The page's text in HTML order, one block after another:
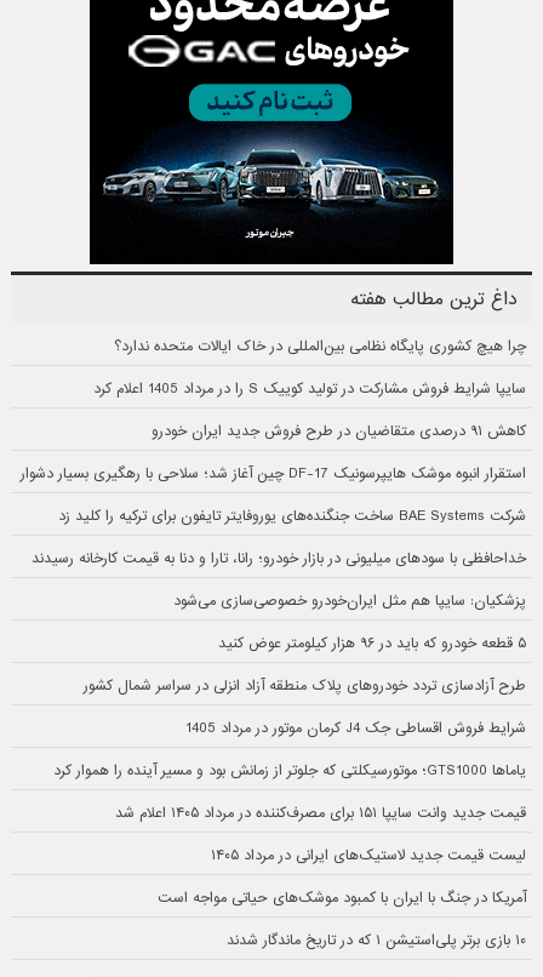
داغ ترین مطالب هفته
چرا هیچ کشوری پایگاه نظامی بین‌المللی در خاک ایالات متحده ندارد؟
سایپا شرایط فروش مشارکت در تولید کوییک S را در مرداد 1405 اعلام کرد
کاهش ۹۱ درصدی متقاضیان در طرح فروش جدید ایران خودرو
استقرار انبوه موشک هایپرسونیک DF-17 چین آغاز شد؛ سلاحی با رهگیری بسیار دشوار
شرکت BAE Systems ساخت جنگنده‌های یوروفایتر تایفون برای ترکیه را کلید زد
خداحافظی با سودهای میلیونی در بازار خودرو؛ رانا، تارا و دنا به قیمت کارخانه رسیدند
پزشکیان: سایپا هم مثل ایران‌خودرو خصوصی‌سازی می‌شود
۵ قطعه خودرو که باید در ۹۶ هزار کیلومتر عوض کنید
طرح آزادسازی تردد خودروهای پلاک منطقه آزاد انزلی در سراسر شمال کشور
شرایط فروش اقساطی جک J4 کرمان موتور در مرداد 1405
یاماها GTS1000؛ موتورسیکلتی که جلوتر از زمانش بود و مسیر آینده را هموار کرد
قیمت جدید وانت سایپا ۱۵۱ برای مصرف‌کننده در مرداد ۱۴۰۵ اعلام شد
لیست قیمت جدید لاستیک‌های ایرانی در مرداد ۱۴۰۵
آمریکا در جنگ با ایران با کمبود موشک‌های حیاتی مواجه است
۱۰ بازی برتر پلی‌استیشن ۱ که در تاریخ ماندگار شدند